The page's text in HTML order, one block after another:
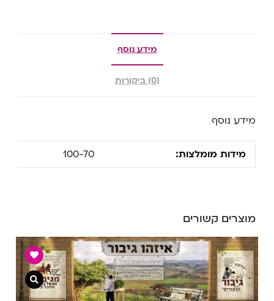
מידע נוסף
(0) ביקורות
מידע נוסף
מידות מומלצות: 100-70
מוצרים קשורים
צפייה